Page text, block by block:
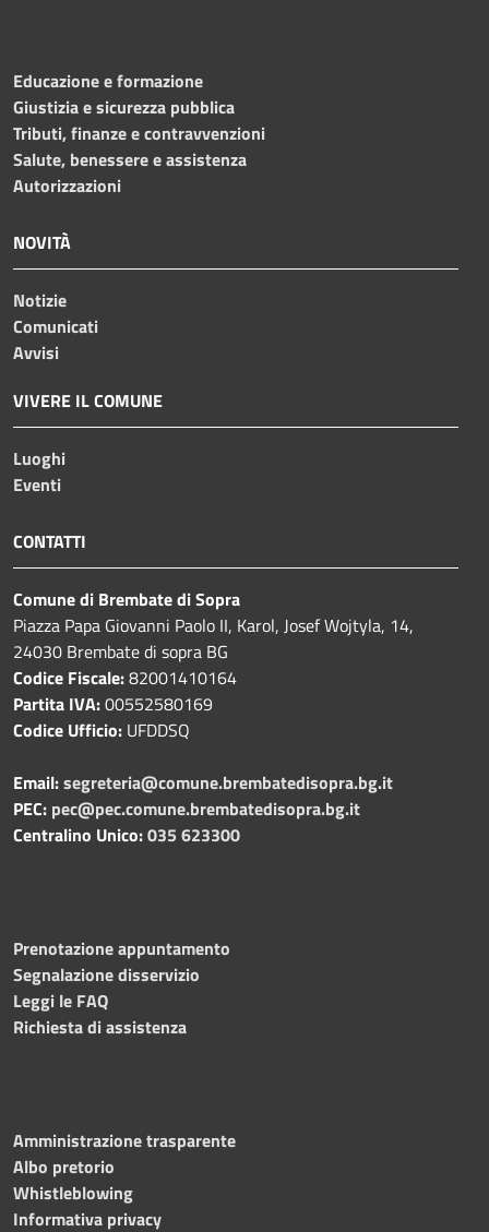
Educazione e formazione
Giustizia e sicurezza pubblica
Tributi, finanze e contravvenzioni
Salute, benessere e assistenza
Autorizzazioni
NOVITÀ
Notizie
Comunicati
Avvisi
VIVERE IL COMUNE
Luoghi
Eventi
CONTATTI
Comune di Brembate di Sopra
Piazza Papa Giovanni Paolo II, Karol, Josef Wojtyla, 14,
24030 Brembate di sopra BG
Codice Fiscale:82001410164
Partita IVA:00552580169
Codice Ufficio: UFDDSQ
Email:segreteria@comune.brembatedisopra.bg.it
PEC: pec@pec.comune.brembatedisopra.bg.it
Centralino Unico:035 623300
Prenotazione appuntamento
Segnalazione disservizio
Leggi le FAQ
Richiesta di assistenza
Amministrazione trasparente
Albo pretorio
Whistleblowing
Informativa privacy